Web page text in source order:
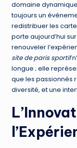
domaine
toujours un
redistribuer les
porte aujourd’hui
renouveler
site de paris sportif
longue ; elle
que les passionnés
diversité, et une